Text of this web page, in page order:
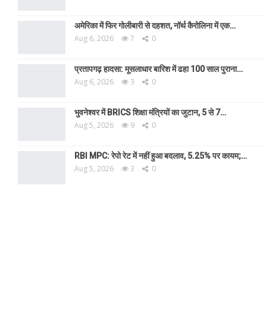
अमेरिका में फिर गोलीबारी से दहशत, नॉर्थ कैरोलिना में एक…
Aug 6, 2026 7 0
प्रतापगढ़ हादसा: मूसलाधार बारिश में ढहा 100 साल पुराना…
Aug 6, 2026 3 0
भुवनेश्वर में BRICS शिक्षा मंत्रियों का जुटान, 5 से 7…
Aug 5, 2026 9 0
RBI MPC: रेपो रेट में नहीं हुआ बदलाव, 5.25% पर कायम;…
Aug 5, 2026 3 0